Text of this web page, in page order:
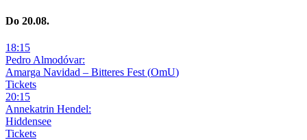
Do 20.08.
18:15
Pedro Almodóvar:
Amarga Navidad – Bitteres Fest (OmU)
Tickets
20:15
Annekatrin Hendel:
Hiddensee
Tickets